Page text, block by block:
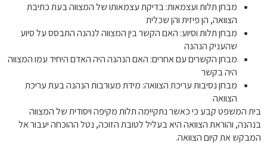
מבחן תלות ועצמאות: בדיקת עצמאותו של המצווה בעת כתיבת
הצוואה, הן פיזית והן שכלית
מבחן תלות וסיוע: האם הקשר בין המצווה לנהנה התבסס על סיוע
שהעניק הנהנה
מבחן הקשרים עם אחרים: האם הנהנה היה האדם היחיד עמו המצווה
היה בקשר
מבחן נסיבות עריכת הצוואה: מידת מעורבות הנהנה בעת עריכת
הצוואה
בית המשפט קבע כי כאשר נתקיימה תלות מקיפה ויסודית של המצווה
בנהנה, והוראת הצוואה היא בעליל לטובת הזוכה, נטל ההוכחה יעבור אל
המבקש את קיום הצוואה.